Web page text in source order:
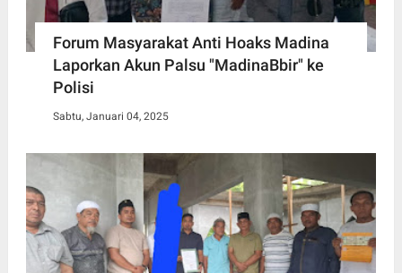
Forum Masyarakat Anti Hoaks Madina
Laporkan Akun Palsu "MadinaBbir" ke
Polisi
Sabtu, Januari 04, 2025